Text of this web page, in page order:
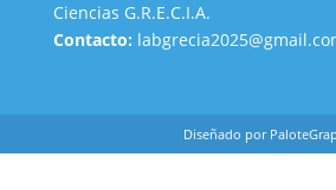
Ciencias G.R.E.C.I.A.
Contacto:
Diseñado por